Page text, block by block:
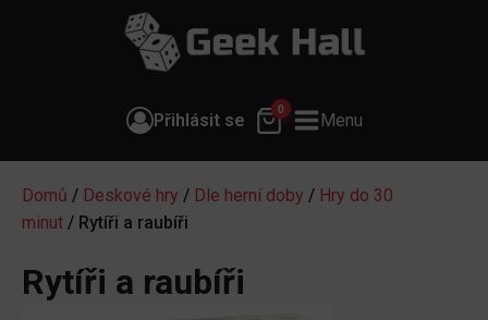
Přihlásit se
0
Menu
Domů / Deskové hry / Dle herní doby / Hry do 30
minut / Rytíři a raubíři
Rytíři a raubíři